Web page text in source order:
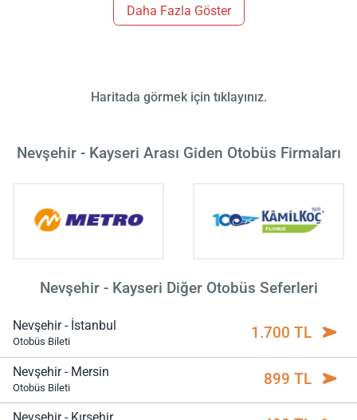
Daha Fazla Göster
Haritada görmek için tıklayınız.
Nevşehir - Kayseri Arası Giden Otobüs Firmaları
Nevşehir - Kayseri Diğer Otobüs Seferleri
Nevşehir - İstanbul
Otobüs Bileti 1.700 TL
Nevşehir - Mersin
Otobüs Bileti 899 TL